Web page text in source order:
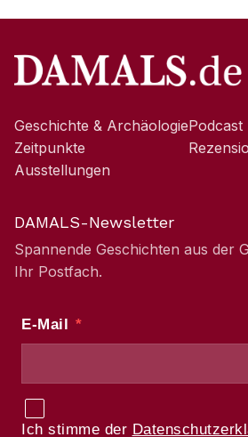
Geschichte & Archäologie
Zeitpunkte
Ausstellungen
Podcast
DAMALS-Newsletter
Spannende Geschichten aus der
Ihr Postfach.